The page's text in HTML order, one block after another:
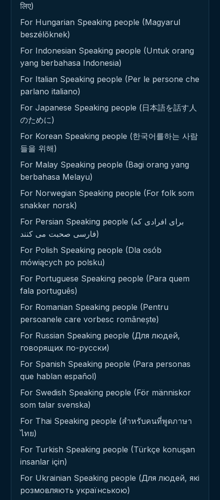
लिए)
For Hungarian Speaking people (Magyarul
beszélőknek)
For Indonesian Speaking people (Untuk orang
yang berbahasa Indonesia)
For Italian Speaking people (Per le persone che
parlano italiano)
For Japanese Speaking people (日本語を話す人
のために)
For Korean Speaking people (한국어를하는 사람
들을 위해)
For Malay Speaking people (Bagi orang yang
berbahasa Melayu)
For Norwegian Speaking people (For folk som
snakker norsk)
For Persian Speaking people (برای افرادی که
فارسی صحبت می کنند)
For Polish Speaking people (Dla osób
mówiących po polsku)
For Portuguese Speaking people (Para quem
fala português)
For Romanian Speaking people (Pentru
persoanele care vorbesc românește)
For Russian Speaking people (Для людей,
говорящих по-русски)
For Spanish Speaking people (Para personas
que hablan español)
For Swedish Speaking people (För människor
som talar svenska)
For Thai Speaking people (สำหรับคนที่พูดภาษา
ไทย)
For Turkish Speaking people (Türkçe konuşan
insanlar için)
For Ukrainian Speaking people (Для людей, які
розмовляють українською)